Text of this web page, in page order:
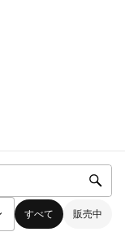
すべて 販売中